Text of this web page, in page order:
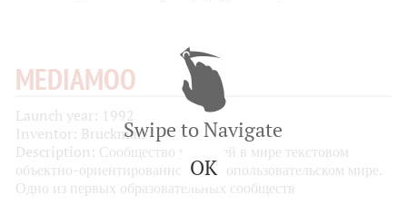
MEDIAMOO
Launch year: 1992
Inventor: Bruckman
Description: Сообщество учителей в мире текстовом
объектно-ориентированном многопользовательском мире.
Одно из первых образовательных сообществ
Swipe to Navigate
OK